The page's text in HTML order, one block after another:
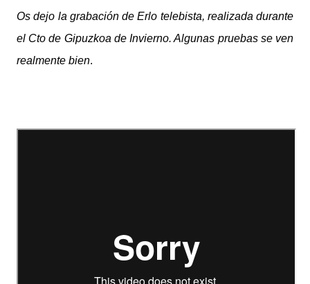
Os dejo la grabación de Erlo telebista, realizada durante
el Cto de Gipuzkoa de Invierno. Algunas pruebas se ven
realmente bien.